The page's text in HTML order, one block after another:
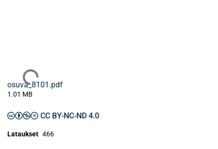
Ladataan...
osuva_8101.pdf
1.01 MB
CC BY-NC-ND 4.0
Lataukset 466